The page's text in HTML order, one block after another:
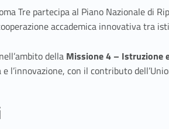
Tre partecipa al Piano Nazionale di
accademica innovativa tra
della Missione 4 – Istruzione
l’innovazione, con il contributo